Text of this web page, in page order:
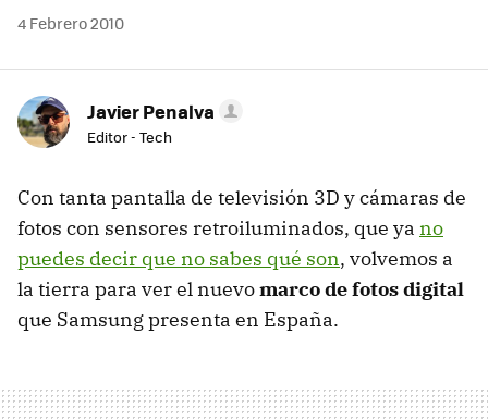
4 Febrero 2010
Javier Penalva
Editor - Tech
Con tanta pantalla de televisión 3D y cámaras de
fotos con sensores retroiluminados, que ya no
puedes decir que no sabes qué son, volvemos a
la tierra para ver el nuevomarco de fotos digital
que Samsung presenta en España.